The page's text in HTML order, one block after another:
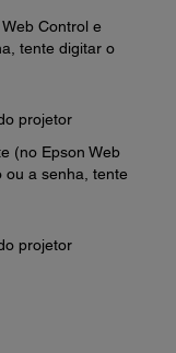
Control e
tente digitar o
projetor
(no Epson Web
ou a senha, tente
projetor